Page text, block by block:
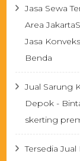
Jasa Sewa
Area
Jasa
Benda
Jual Sarung
Depok -
skerting
Tersedia